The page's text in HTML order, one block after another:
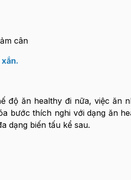
độ ăn healthy đi nữa, việc ăn
bước thích nghi với dạng ăn
dạng biến tấu kể sau.